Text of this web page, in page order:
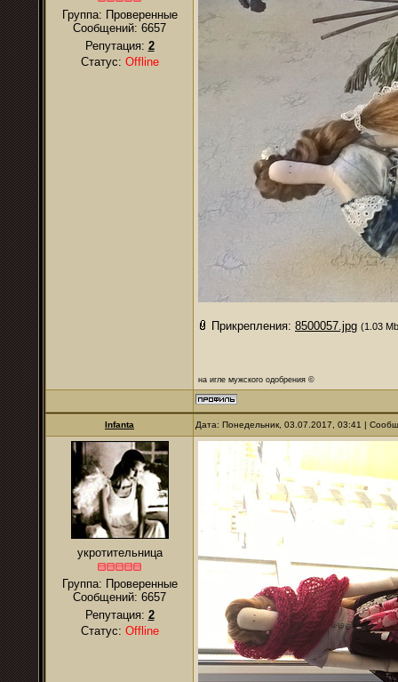
Группа: Проверенные
Сообщений: 6657
Репутация: 2
Статус: Offline
Прикрепления: 8500057.jpg (1.03
на игле мужского одобрения ©
Infanta Дата: Понедельник, 03.07.2017, 03:41 |
укротительница
Группа: Проверенные
Сообщений: 6657
Репутация: 2
Статус: Offline